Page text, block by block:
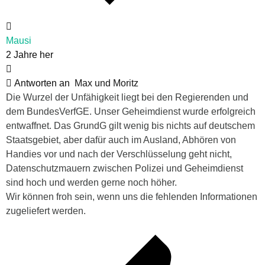
Mausi
2 Jahre her
Antworten an
Max und Moritz
Die Wurzel der Unfähigkeit liegt bei den Regierenden und
dem BundesVerfGE. Unser Geheimdienst wurde erfolgreich
entwaffnet. Das GrundG gilt wenig bis nichts auf deutschem
Staatsgebiet, aber dafür auch im Ausland, Abhören von
Handies vor und nach der Verschlüsselung geht nicht,
Datenschutzmauern zwischen Polizei und Geheimdienst
sind hoch und werden gerne noch höher.
Wir können froh sein, wenn uns die fehlenden Informationen
zugeliefert werden.